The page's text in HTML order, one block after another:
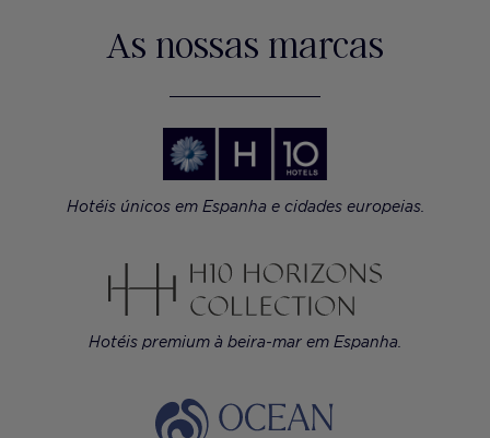
As nossas marcas
Hotéis únicos em Espanha e cidades europeias.
Hotéis premium à beira-mar em Espanha.